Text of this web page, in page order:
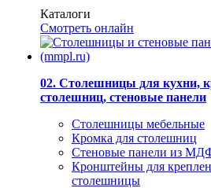
Каталоги
Смотреть онлайн
02. Столешницы для кухни,
столешниц, стеновые панели
Столешницы мебельные
Кромка для столешниц
Стеновые панели из
Кронштейны для
столешницы